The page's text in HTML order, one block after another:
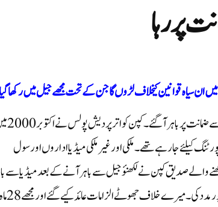
پر رہا
ان سیاہ قوانین کیخلاف لڑوں گا جن کے تحت مجھے جیل میں رکھا گیا
نئی دہلی-لکھنؤ، سماج نیوز: کیرالہ کے
جا رہے تھے۔ ملکی اور غیرملکی میڈیا اداروں اور سول
والے صدیق کپن نے لکھنؤ جیل سے باہر آنے کے بعد میڈیا سے
چیت کرتے ہوئے کہا’میں میڈیا کا شکریہ ادا کرنا چاہتا ہوں جنہوں نے میری بھرپور مدد کی۔ میرے خلاف جھوٹے الزامات عائد کیے گئے اور مجھے 28 ماہ